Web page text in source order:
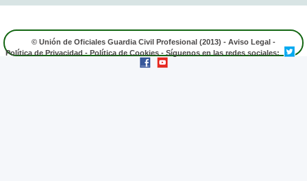
© Unión de Oficiales Guardia Civil Profesional (2013) - Aviso Legal -
Política de Privacidad - Política de Cookies - Síguenos en las redes sociales: